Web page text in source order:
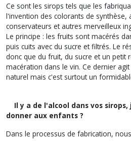
Ce sont les sirops tels que les
l'invention des colorants de synthèse,
conservateurs et autres merveilleux
Le principe : les fruits sont macérés
puis cuits avec du sucre et filtrés. Le
donc que du fruit, du sucre et un petit
macération dans le vin. Ce dernier
naturel mais c'est surtout un
Il y a de l'alcool dans vos sirops,
donner aux enfants ?
Dans le processus de fabrication,